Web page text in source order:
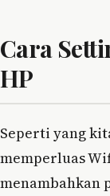
Cara
HP
Seperti yang
memperluas
menambahkan